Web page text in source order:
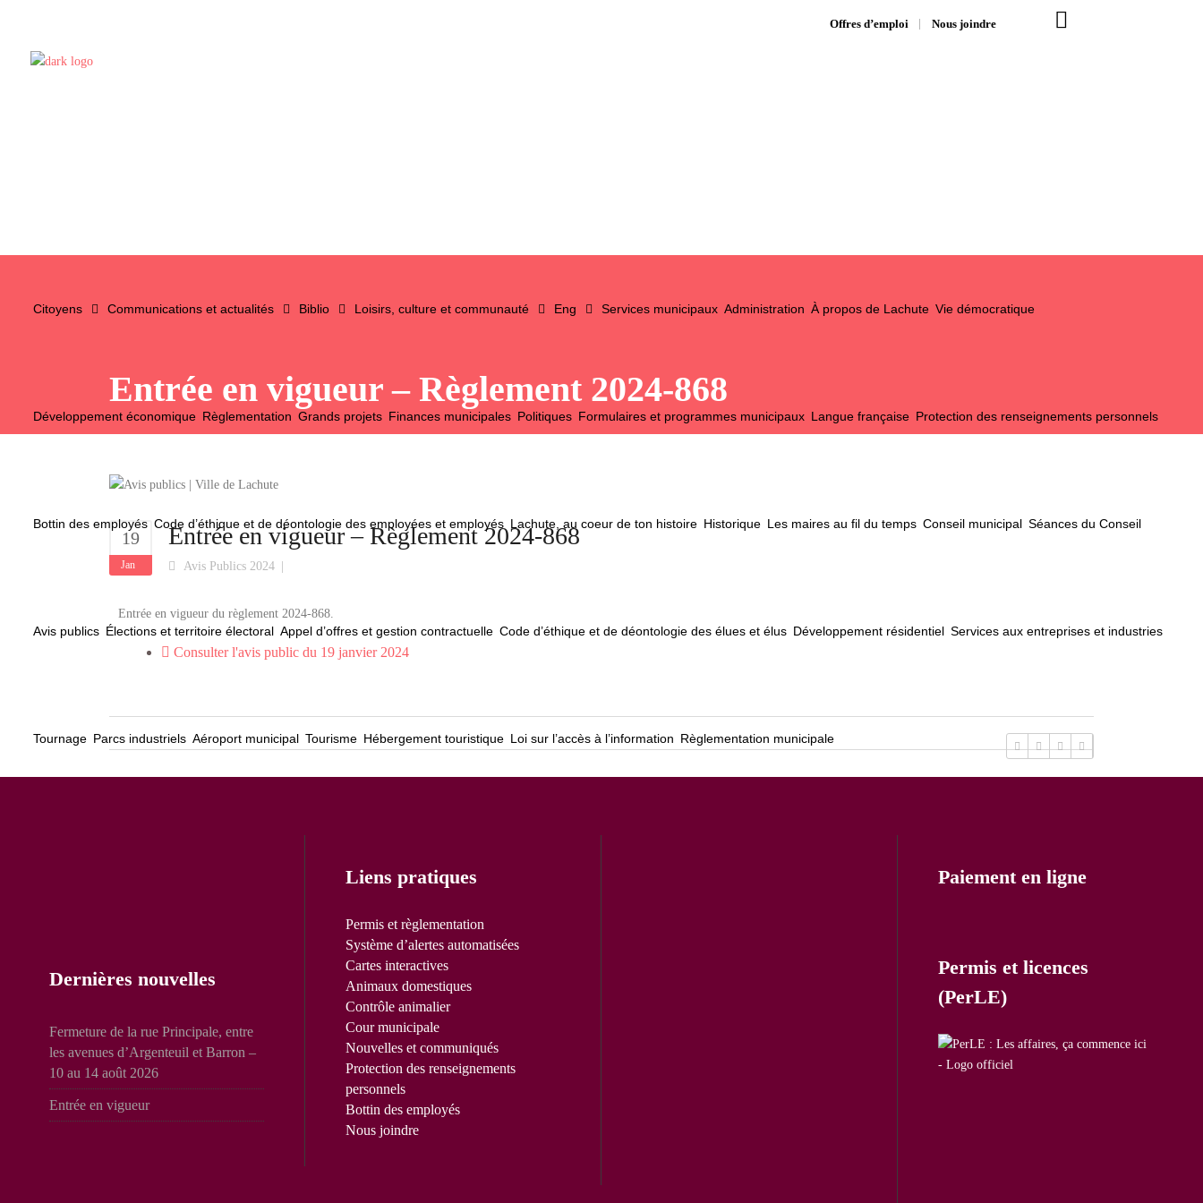
Offres d’emploi Nous joindre
Citoyens Communications et actualités Biblio Loisirs, culture et communauté Eng Services municipaux Administration À propos de Lachute Vie démocratique
Développement économique Règlementation Grands projets Finances municipales Politiques Formulaires et programmes municipaux Langue française Protection des renseignements personnels
Bottin des employés Code d’éthique et de déontologie des employées et employés Lachute, au coeur de ton histoire Historique Les maires au fil du temps Conseil municipal Séances du Conseil
Avis publics Élections et territoire électoral Appel d’offres et gestion contractuelle Code d’éthique et de déontologie des élues et élus Développement résidentiel Services aux entreprises et industries
Tournage Parcs industriels Aéroport municipal Tourisme Hébergement touristique Loi sur l’accès à l’information Règlementation municipale
Entrée en vigueur – Règlement 2024-868
19
Jan
Entrée en vigueur – Règlement 2024-868
Avis Publics 2024
Entrée en vigueur du règlement 2024-868.
Consulter l'avis public du 19 janvier 2024
Dernières nouvelles
Fermeture de la rue Principale, entre
les avenues d’Argenteuil et Barron –
10 au 14 août 2026
Entrée en vigueur
Liens pratiques
Permis et règlementation
Système d’alertes automatisées
Cartes interactives
Animaux domestiques
Contrôle animalier
Cour municipale
Nouvelles et communiqués
Protection des renseignements
personnels
Bottin des employés
Nous joindre
Paiement en ligne
Permis et licences
(PerLE)